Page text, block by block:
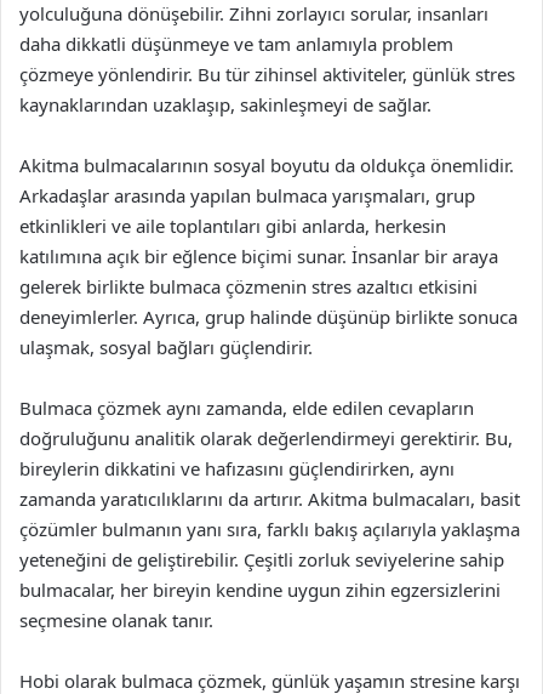
yolculuğuna dönüşebilir. Zihni zorlayıcı sorular, insanları
daha dikkatli düşünmeye ve tam anlamıyla problem
çözmeye yönlendirir. Bu tür zihinsel aktiviteler, günlük stres
kaynaklarından uzaklaşıp, sakinleşmeyi de sağlar.
Akitma bulmacalarının sosyal boyutu da oldukça önemlidir.
Arkadaşlar arasında yapılan bulmaca yarışmaları, grup
etkinlikleri ve aile toplantıları gibi anlarda, herkesin
katılımına açık bir eğlence biçimi sunar. İnsanlar bir araya
gelerek birlikte bulmaca çözmenin stres azaltıcı etkisini
deneyimlerler. Ayrıca, grup halinde düşünüp birlikte sonuca
ulaşmak, sosyal bağları güçlendirir.
Bulmaca çözmek aynı zamanda, elde edilen cevapların
doğruluğunu analitik olarak değerlendirmeyi gerektirir. Bu,
bireylerin dikkatini ve hafızasını güçlendirirken, aynı
zamanda yaratıcılıklarını da artırır. Akitma bulmacaları, basit
çözümler bulmanın yanı sıra, farklı bakış açılarıyla yaklaşma
yeteneğini de geliştirebilir. Çeşitli zorluk seviyelerine sahip
bulmacalar, her bireyin kendine uygun zihin egzersizlerini
seçmesine olanak tanır.
Hobi olarak bulmaca çözmek, günlük yaşamın stresine karşı